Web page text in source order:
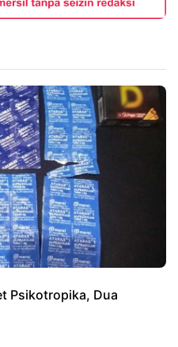
Psikotropika, Dua